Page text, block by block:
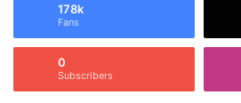
178k
Fans
0
Subscribers